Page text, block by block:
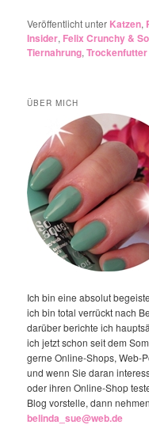
Veröffentlicht unter Katzen,
Insider, Felix Crunchy &
Tiernahrung,Trockenfutter
ÜBER MICH
Ich bin eine absolut
ich bin total verrückt nach
darüber berichte ich
ich jetzt schon seit dem
gerne Online-Shops, Web-
und wenn Sie daran
oder ihren Online-Shop
Blog vorstelle, dann
belinda_sue@web.de